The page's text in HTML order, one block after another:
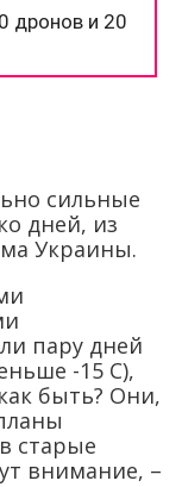
сильные
дней, из
Украины.
пару дней
-15 С),
быть? Они,
старые
внимание, –